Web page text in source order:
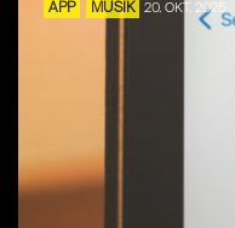
APP MUSIK 20. OKT. 2025